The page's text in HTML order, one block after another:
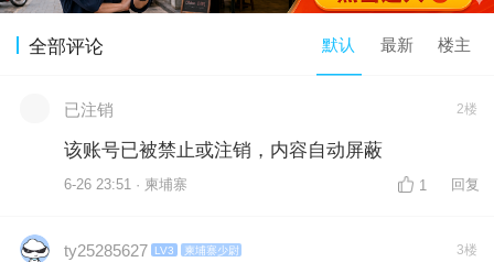
全部评论 默认 最新 楼主
已注销 2楼
该账号已被禁止或注销，内容自动屏蔽
6-26 23:51 · 柬埔寨 1 回复
ty25285627 LV3 柬埔寨少尉 3楼